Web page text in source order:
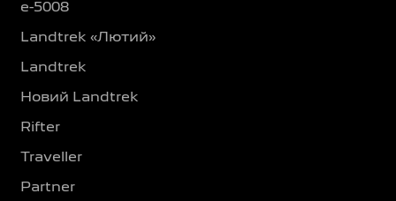
e-5008
Landtrek «Лютий»
Landtrek
Новий Landtrek
Rifter
Traveller
Partner